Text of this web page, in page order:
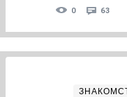
0 63